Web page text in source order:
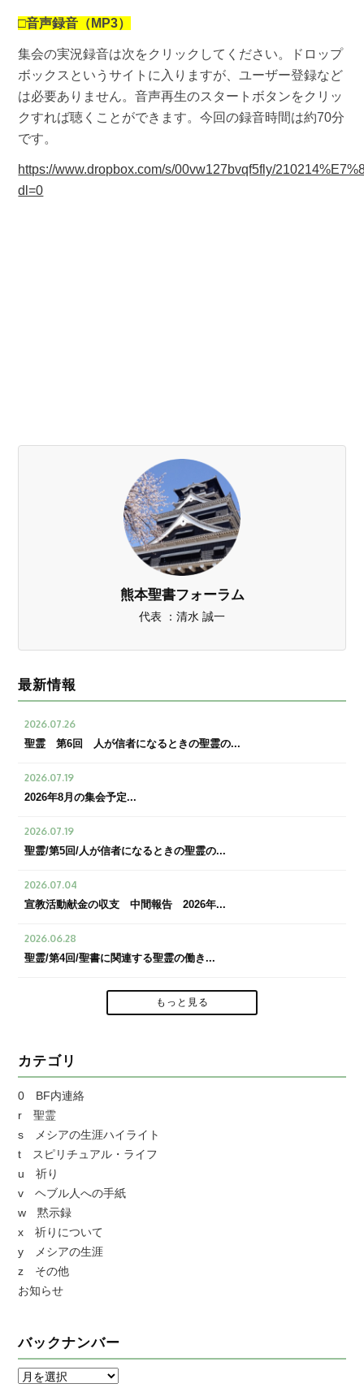
□音声録音（MP3）
集会の実況録音は次をクリックしてください。ドロップ
ボックスというサイトに入りますが、ユーザー登録など
は必要ありません。音声再生のスタートボタンをクリッ
クすれば聴くことができます。今回の録音時間は約70分
です。
https://www.dropbox.com/s/00vw127bvqf5fly/
dl=0
熊本聖書フォーラム
代表 ：清水 誠一
最新情報
2026.07.26
聖霊 第6回 人が信者になるときの聖霊の...
2026.07.19
2026年8月の集会予定...
2026.07.19
聖霊/第5回/人が信者になるときの聖霊の...
2026.07.04
宣教活動献金の収支 中間報告 2026年...
2026.06.28
聖霊/第4回/聖書に関連する聖霊の働き...
もっと見る
カテゴリ
0 BF内連絡
r 聖霊
s メシアの生涯ハイライト
t スピリチュアル・ライフ
u 祈り
v ヘブル人への手紙
w 黙示録
x 祈りについて
y メシアの生涯
z その他
お知らせ
バックナンバー